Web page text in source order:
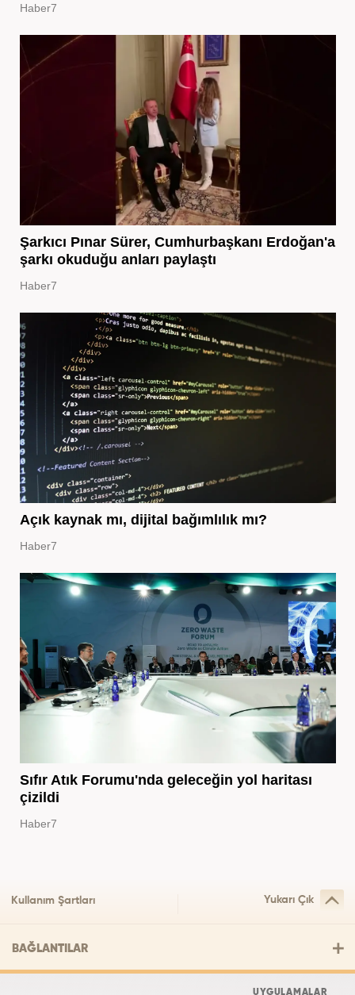
Haber7
Şarkıcı Pınar Sürer, Cumhurbaşkanı Erdoğan'a
şarkı okuduğu anları paylaştı
Haber7
Açık kaynak mı, dijital bağımlılık mı?
Haber7
Sıfır Atık Forumu'nda geleceğin yol haritası
çizildi
Haber7
Kullanım Şartları Yukarı Çık
BAĞLANTILAR
UYGULAMALAR